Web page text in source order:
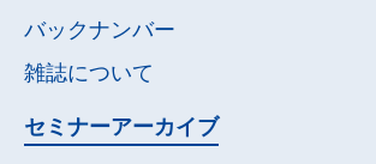
バックナンバー
雑誌について
セミナーアーカイブ